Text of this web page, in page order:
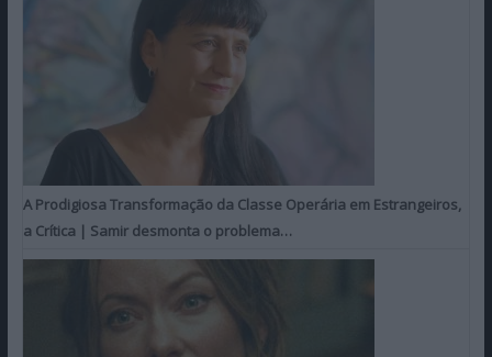
A Prodigiosa Transformação da Classe Operária em Estrangeiros,
a Crítica | Samir desmonta o problema…